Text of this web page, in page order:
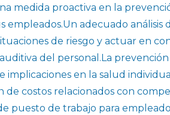
medida proactiva en la
empleados.Un adecuado análisis
de riesgo y actuar en
del personal.La
implicaciones en la salud
costos relacionados con
puesto de trabajo para